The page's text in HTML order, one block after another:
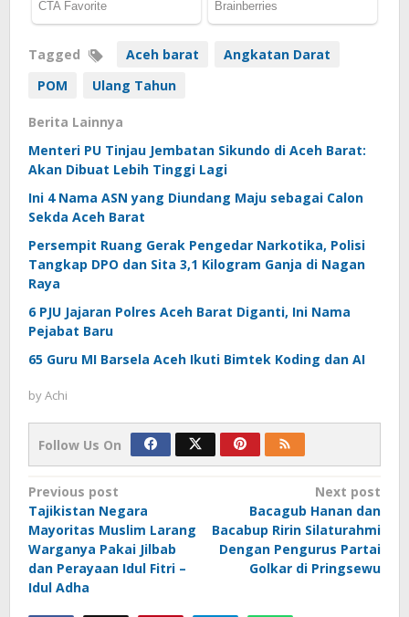
Tagged Aceh barat
Angkatan Darat
POM
Ulang Tahun
Berita Lainnya
Menteri PU Tinjau Jembatan Sikundo di Aceh Barat:
Akan Dibuat Lebih Tinggi Lagi
Ini 4 Nama ASN yang Diundang Maju sebagai Calon
Sekda Aceh Barat
Persempit Ruang Gerak Pengedar Narkotika, Polisi
Tangkap DPO dan Sita 3,1 Kilogram Ganja di Nagan
Raya
6 PJU Jajaran Polres Aceh Barat Diganti, Ini Nama
Pejabat Baru
65 Guru MI Barsela Aceh Ikuti Bimtek Koding dan AI
byAchi
Follow Us On
Post
navigation
Previous post
Tajikistan Negara
Mayoritas Muslim Larang
Warganya Pakai Jilbab
dan Perayaan Idul Fitri –
Idul Adha
Next post
Bacagub Hanan dan
Bacabup Ririn Silaturahmi
Dengan Pengurus Partai
Golkar di Pringsewu